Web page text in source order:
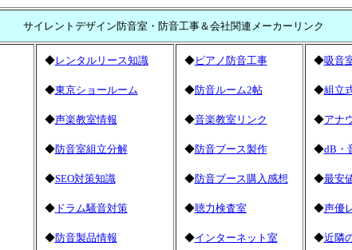
サイレントデザイン防音室・防音工事＆会社関連メーカーリンク
◆レンタルリース知識
◆東京ショールーム
◆声楽教室情報
◆防音室組立分解
◆SEO対策知識
◆ドラム騒音対策
◆防音製品情報
◆ピアノ防音工事
◆防音ルーム2帖
◆音楽教室リンク
◆防音ブース製作
◆防音ブース購入感想
◆聴力検査室
◆インターネット室
◆吸音
◆組立
◆アナ
◆dB・
◆最安
◆声優
◆近隣